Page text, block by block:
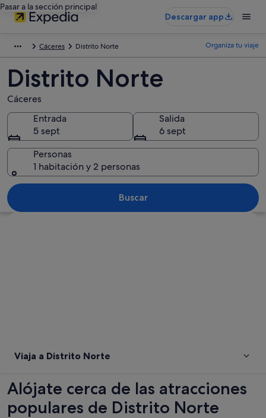
Pasar a la sección principal
Descargar app
Cáceres Distrito Norte Organiza tu viaje
Distrito Norte
Cáceres
Entrada
5 sept
Salida
6 sept
Personas
1 habitación y 2 personas
Buscar
Viaja a Distrito Norte
Alójate cerca de las atracciones
populares de Distrito Norte